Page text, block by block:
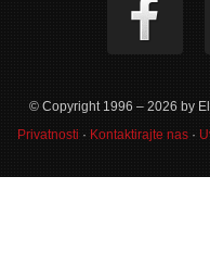
© Copyright 1996 – 2026 by
Privatnosti · Kontaktirajte nas·